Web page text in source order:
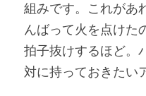
組みです。これがあ
んばって火を点けた
拍子抜けするほど。
対に持っておきたい